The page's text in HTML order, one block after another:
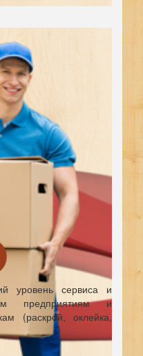
уровень сервиса и
предприятиям и
(раскрой, оклейка,